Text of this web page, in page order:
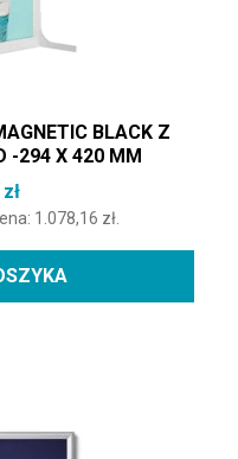
BLACK Z
-294 X 420 MM
zł
1.078,16 zł.